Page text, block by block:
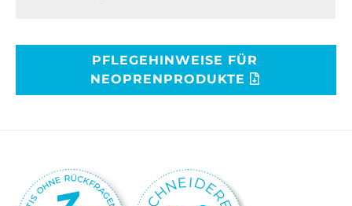
PFLEGEHINWEISE FÜR
NEOPRENPRODUKTE